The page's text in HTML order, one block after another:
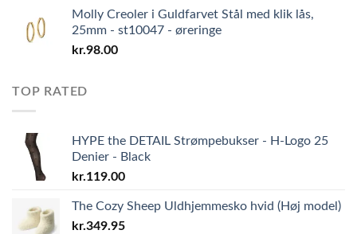
Molly Creoler i Guldfarvet Stål med klik lås,
25mm - st10047 - øreringe
kr.98.00
TOP RATED
HYPE the DETAIL Strømpebukser - H-Logo 25
Denier - Black
kr.119.00
The Cozy Sheep Uldhjemmesko hvid (Høj model)
kr.349.95